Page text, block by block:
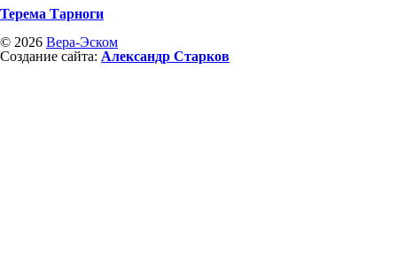
Терема Тарноги
© 2026 Вера-Эском
Создание сайта: Александр Старков